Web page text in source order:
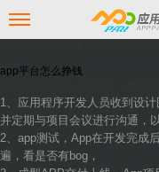
app平台怎么挣钱
1、应用程序开发人员收到设
并定期与项目会议进行沟通，
2、app测试，App在开发完成
遍，看是否有bog，